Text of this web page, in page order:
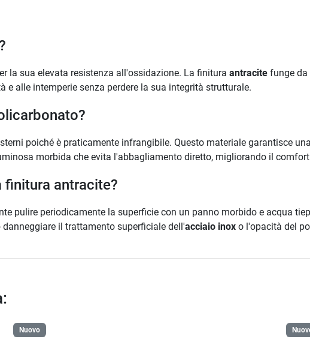
la sua elevata resistenza all'ossidazione. La finitura antracite funge da
alle intemperie senza perdere la sua integrità strutturale.
poiché è praticamente infrangibile. Questo materiale garantisce
morbida che evita l'abbagliamento diretto, migliorando il
finitura antracite?
pulire periodicamente la superficie con un panno morbido e acqua
il trattamento superficiale dell'acciaio inox o l'opacità del
Nuovo